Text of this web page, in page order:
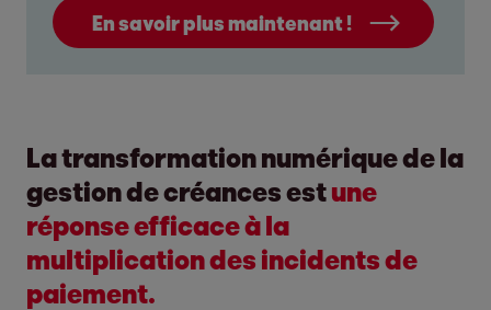
En savoir plus maintenant !
La transformation numérique de la
gestion de créances estune
réponse efficace à la
multiplication des incidents de
paiement.